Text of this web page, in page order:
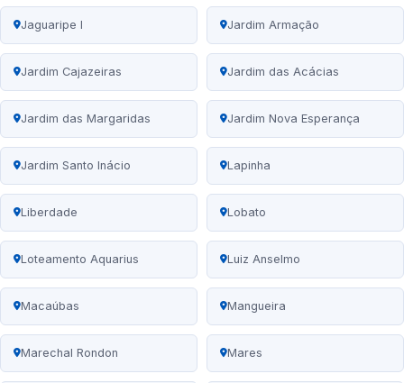
Jaguaripe I Jardim Armação
Jardim Cajazeiras Jardim das Acácias
Jardim das Margaridas Jardim Nova Esperança
Jardim Santo Inácio Lapinha
Liberdade Lobato
Loteamento Aquarius Luiz Anselmo
Macaúbas Mangueira
Marechal Rondon Mares